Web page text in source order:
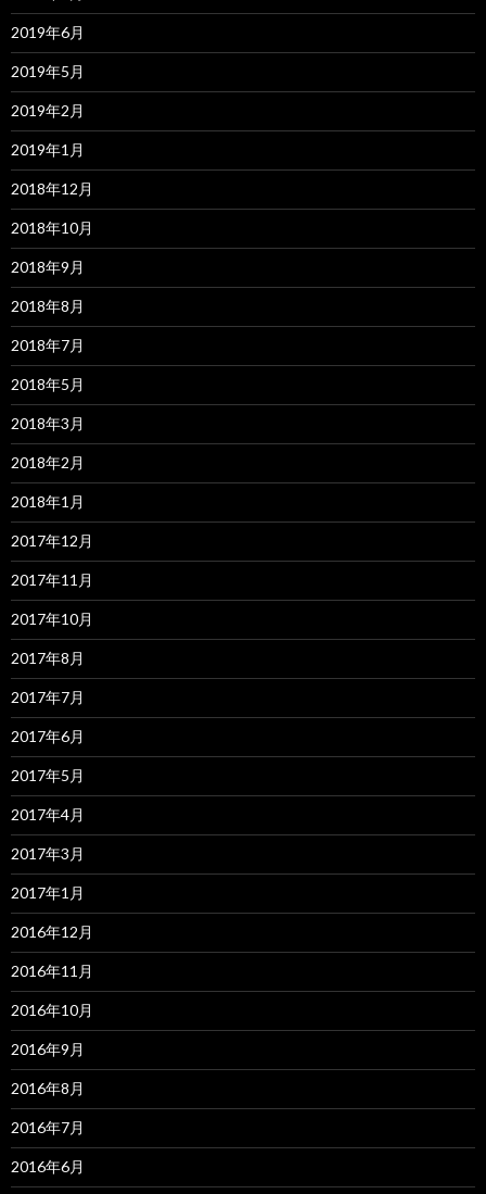
2019年6月
2019年5月
2019年2月
2019年1月
2018年12月
2018年10月
2018年9月
2018年8月
2018年7月
2018年5月
2018年3月
2018年2月
2018年1月
2017年12月
2017年11月
2017年10月
2017年8月
2017年7月
2017年6月
2017年5月
2017年4月
2017年3月
2017年1月
2016年12月
2016年11月
2016年10月
2016年9月
2016年8月
2016年7月
2016年6月